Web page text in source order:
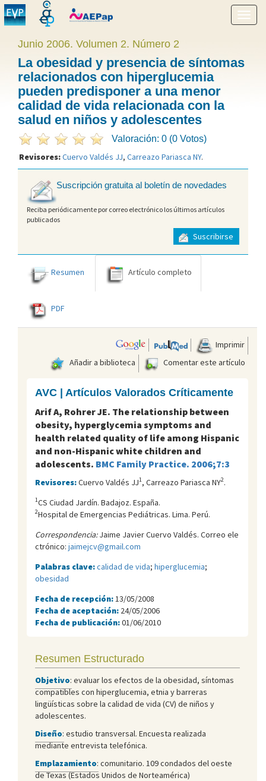
menú
Junio 2006. Volumen 2. Número 2
La obesidad y presencia de síntomas
relacionados con hiperglucemia
pueden predisponer a una menor
calidad de vida relacionada con la
salud en niños y adolescentes
Valoración: 0 (0 Votos)
Revisores:Cuervo Valdés JJ, Carreazo Pariasca NY.
Suscripción gratuita al boletín de novedades
Reciba periódicamente por correo electrónico los últimos artículos
publicados
Suscribirse
Resumen Artículo completo
PDF
Imprimir
Añadir a biblioteca
Comentar este artículo
AVC | Artículos Valorados Críticamente
Arif A, Rohrer JE. The relationship between
obesity, hyperglycemia symptoms and
health related quality of life among Hispanic
and non-Hispanic white children and
adolescents. BMC Family Practice. 2006;7:3
Revisores:Cuervo Valdés JJ1, Carreazo Pariasca NY2.
1CS Ciudad Jardín. Badajoz. España.
2Hospital de Emergencias Pediátricas. Lima. Perú.
Correspondencia:Jaime Javier Cuervo Valdés. Correo ele
ctrónico: jaimejcv@gmail.com
Palabras clave:calidad de vida; hiperglucemia;
obesidad
Fecha de recepción: 13/05/2008
Fecha de aceptación: 24/05/2006
Fecha de publicación:01/06/2010
Resumen Estructurado
Objetivo: evaluar los efectos de la obesidad, síntomas
compatibles con hiperglucemia, etnia y barreras
lingüísticas sobre la calidad de vida (CV) de niños y
adolescentes.
Diseño: estudio transversal. Encuesta realizada
mediante entrevista telefónica.
Emplazamiento: comunitario. 109 condados del oeste
de Texas (Estados Unidos de Norteamérica)